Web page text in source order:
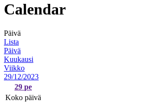
Calendar
Päivä
Lista
Päivä
Kuukausi
Viikko
29/12/2023
29 pe
Koko päivä